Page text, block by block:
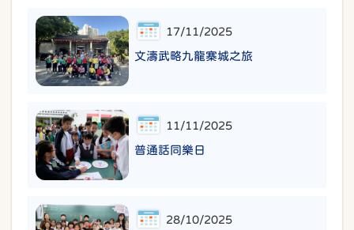
17/11/2025
文濤武略九龍寨城之旅
11/11/2025
普通話同樂日
28/10/2025